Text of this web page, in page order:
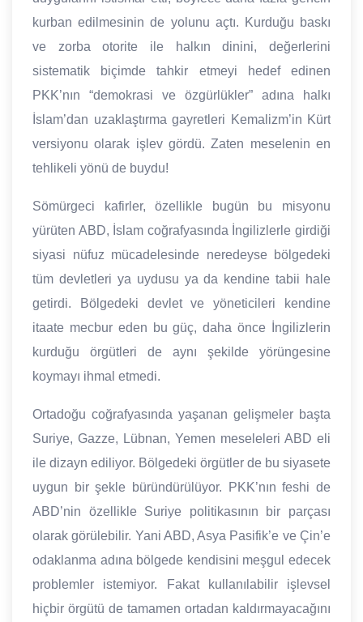
kurban edilmesinin de yolunu açtı. Kurduğu baskı
ve zorba otorite ile halkın dinini, değerlerini
sistematik biçimde tahkir etmeyi hedef edinen
PKK’nın “demokrasi ve özgürlükler” adına halkı
İslam’dan uzaklaştırma gayretleri Kemalizm’in Kürt
versiyonu olarak işlev gördü. Zaten meselenin en
tehlikeli yönü de buydu!
Sömürgeci kafirler, özellikle bugün bu misyonu
yürüten ABD, İslam coğrafyasında İngilizlerle girdiği
siyasi nüfuz mücadelesinde neredeyse bölgedeki
tüm devletleri ya uydusu ya da kendine tabii hale
getirdi. Bölgedeki devlet ve yöneticileri kendine
itaate mecbur eden bu güç, daha önce İngilizlerin
kurduğu örgütleri de aynı şekilde yörüngesine
koymayı ihmal etmedi.
Ortadoğu coğrafyasında yaşanan gelişmeler başta
Suriye, Gazze, Lübnan, Yemen meseleleri ABD eli
ile dizayn ediliyor. Bölgedeki örgütler de bu siyasete
uygun bir şekle büründürülüyor. PKK’nın feshi de
ABD’nin özellikle Suriye politikasının bir parçası
olarak görülebilir. Yani ABD, Asya Pasifik’e ve Çin’e
odaklanma adına bölgede kendisini meşgul edecek
problemler istemiyor. Fakat kullanılabilir işlevsel
hiçbir örgütü de tamamen ortadan kaldırmayacağını